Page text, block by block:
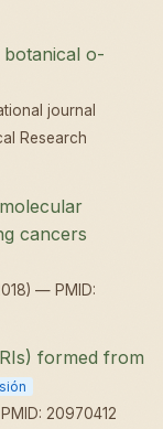
o-
journal
Research
cancers
— PMID:
formed from
20970412